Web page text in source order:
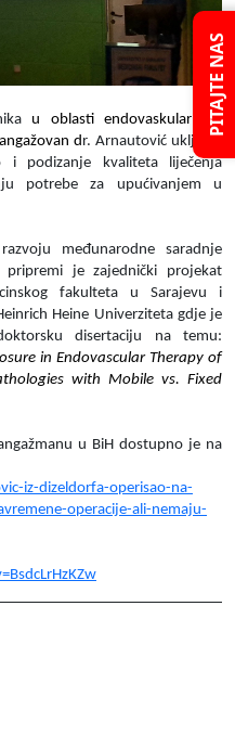
PITAJTE NAS
u oblasti endovaskularne i
dr. Arnautović uključio
podizanje kvaliteta liječenja
potrebe za upućivanjem u
međunarodne saradnje
je zajednički projekat
fakulteta u Sarajevu i
Heine Univerziteta gdje je
disertaciju na temu:
in Endovascular Therapy of
with Mobile vs. Fixed
u BiH dostupno je na
iz-dizeldorfa-operisao-na-
operacije-ali-nemaju-